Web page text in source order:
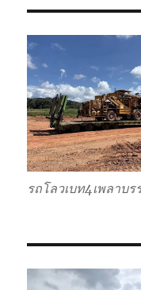
รวม
รถโลวเบท4เพลาบ